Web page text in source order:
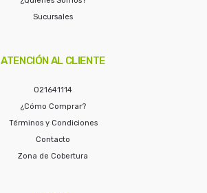
Sucursales
ATENCIÓN AL CLIENTE
021641114
¿Cómo Comprar?
Términos y Condiciones
Contacto
Zona de Cobertura